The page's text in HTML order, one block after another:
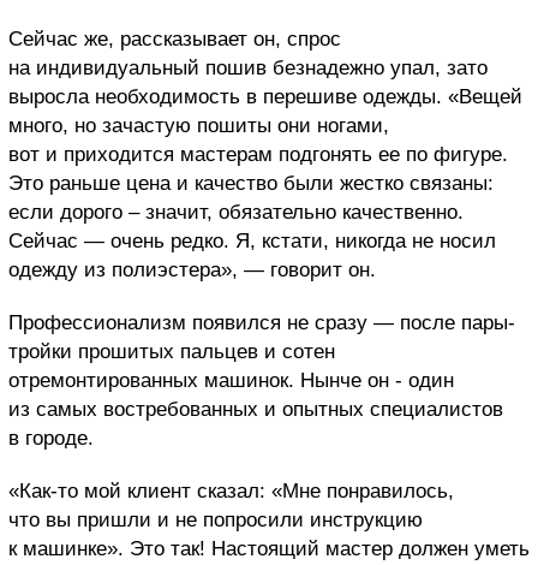
Сейчас же, рассказывает он, спрос
на индивидуальный пошив безнадежно упал, зато
выросла необходимость в перешиве одежды. «Вещей
много, но зачастую пошиты они ногами,
вот и приходится мастерам подгонять ее по фигуре.
Это раньше цена и качество были жестко связаны:
если дорого – значит, обязательно качественно.
Сейчас — очень редко. Я, кстати, никогда не носил
одежду из полиэстера», — говорит он.
Профессионализм появился не сразу — после пары-
тройки прошитых пальцев и сотен
отремонтированных машинок. Нынче он - один
из самых востребованных и опытных специалистов
в городе.
«Как-то мой клиент сказал: «Мне понравилось,
что вы пришли и не попросили инструкцию
к машинке». Это так! Настоящий мастер должен уметь